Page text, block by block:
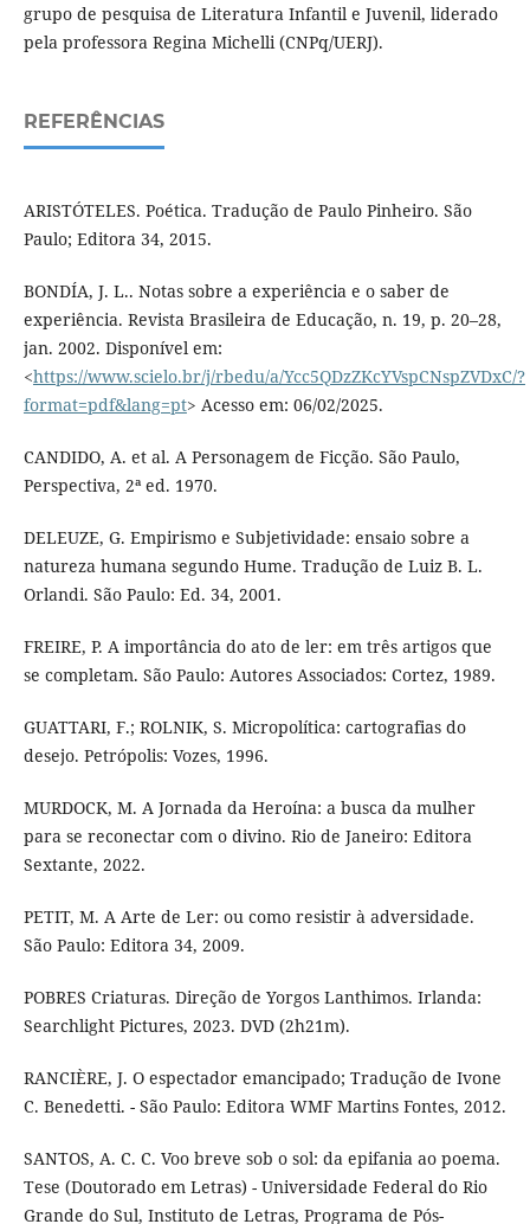
grupo de pesquisa de Literatura Infantil e Juvenil, liderado
pela professora Regina Michelli (CNPq/UERJ).
REFERÊNCIAS
ARISTÓTELES. Poética. Tradução de Paulo Pinheiro. São
Paulo; Editora 34, 2015.
BONDÍA, J. L.. Notas sobre a experiência e o saber de
experiência. Revista Brasileira de Educação, n. 19, p. 20–28,
jan. 2002. Disponível em:
<https://www.scielo.br/j/rbedu/a/Ycc5QDzZKcYVspCNspZVDxC/?
format=pdf&lang=pt> Acesso em: 06/02/2025.
CANDIDO, A. et al. A Personagem de Ficção. São Paulo,
Perspectiva, 2ª ed. 1970.
DELEUZE, G. Empirismo e Subjetividade: ensaio sobre a
natureza humana segundo Hume. Tradução de Luiz B. L.
Orlandi. São Paulo: Ed. 34, 2001.
FREIRE, P. A importância do ato de ler: em três artigos que
se completam. São Paulo: Autores Associados: Cortez, 1989.
GUATTARI, F.; ROLNIK, S. Micropolítica: cartografias do
desejo. Petrópolis: Vozes, 1996.
MURDOCK, M. A Jornada da Heroína: a busca da mulher
para se reconectar com o divino. Rio de Janeiro: Editora
Sextante, 2022.
PETIT, M. A Arte de Ler: ou como resistir à adversidade.
São Paulo: Editora 34, 2009.
POBRES Criaturas. Direção de Yorgos Lanthimos. Irlanda:
Searchlight Pictures, 2023. DVD (2h21m).
RANCIÈRE, J. O espectador emancipado; Tradução de Ivone
C. Benedetti. - São Paulo: Editora WMF Martins Fontes, 2012.
SANTOS, A. C. C. Voo breve sob o sol: da epifania ao poema.
Tese (Doutorado em Letras) - Universidade Federal do Rio
Grande do Sul, Instituto de Letras, Programa de Pós-